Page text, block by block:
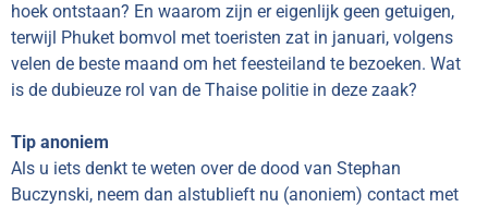
hoek ontstaan? En waarom zijn er eigenlijk geen getuigen,
terwijl Phuket bomvol met toeristen zat in januari, volgens
velen de beste maand om het feesteiland te bezoeken. Wat
is de dubieuze rol van de Thaise politie in deze zaak?
Tip anoniem
Als u iets denkt te weten over de dood van Stephan
Buczynski, neem dan alstublieft nu (anoniem) contact met